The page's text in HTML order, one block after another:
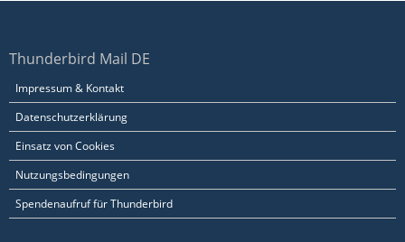
Thunderbird Mail DE
Impressum & Kontakt
Datenschutzerklärung
Einsatz von Cookies
Nutzungsbedingungen
Spendenaufruf für Thunderbird